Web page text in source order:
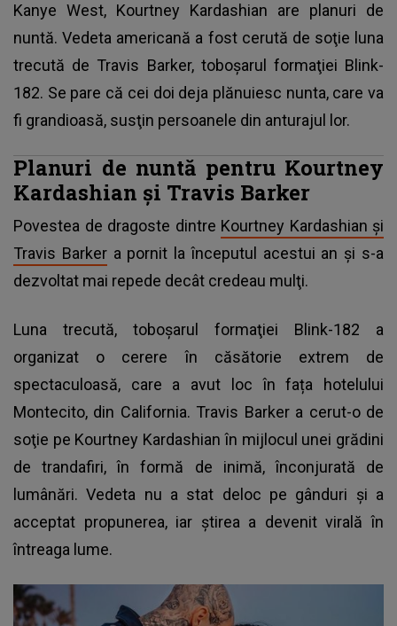
Kanye West, Kourtney Kardashian are planuri de
nuntă. Vedeta americană a fost cerută de soţie luna
trecută de Travis Barker, toboşarul formaţiei Blink-
182. Se pare că cei doi deja plănuiesc nunta, care va
fi grandioasă, susţin persoanele din anturajul lor.
Planuri de nuntă pentru Kourtney
Kardashian şi Travis Barker
Povestea de dragoste dintre Kourtney Kardashian şi
Travis Barkera pornit la începutul acestui an şi s-a
dezvoltat mai repede decât credeau mulţi.
Luna trecută, toboşarul formaţiei Blink-182 a
organizat o cerere în căsătorie extrem de
spectaculoasă, care a avut loc în fața hotelului
Montecito, din California. Travis Barker a cerut-o de
soţie pe Kourtney Kardashian în mijlocul unei grădini
de trandafiri, în formă de inimă, înconjurată de
lumânări. Vedeta nu a stat deloc pe gânduri şi a
acceptat propunerea, iar știrea a devenit virală în
întreaga lume.